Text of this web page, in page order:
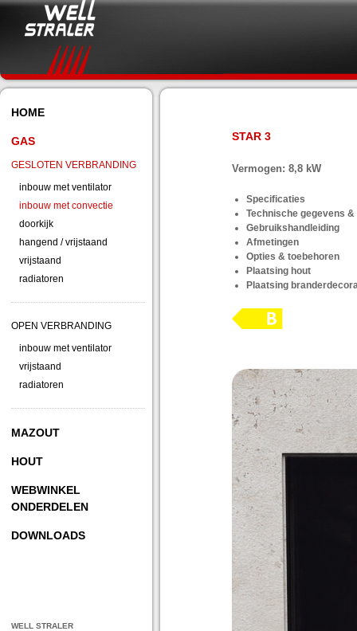
HOME
GAS
GESLOTEN VERBRANDING
inbouw met ventilator
inbouw met convectie
doorkijk
hangend / vrijstaand
vrijstaand
radiatoren
OPEN VERBRANDING
inbouw met ventilator
vrijstaand
radiatoren
MAZOUT
HOUT
WEBWINKEL
ONDERDELEN
DOWNLOADS
WELL STRALER
STAR 3
Vermogen: 8,8 kW
Specificaties
Technische gegevens
Gebruikshandleiding
Afmetingen
Opties & toebehoren
Plaatsing hout
Plaatsing
© 2026 Well Straler |